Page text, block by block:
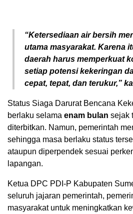
“Ketersediaan air bersih
utama masyarakat. Karena
daerah harus memperkuat
setiap potensi kekeringan
cepat, tepat, dan terukur,”
Status Siaga Darurat Bencana
berlaku selama enam bulan sejak
diterbitkan. Namun, pemerintah
sehingga masa berlaku status
ataupun diperpendek sesuai
lapangan.
Ketua DPC PDI-P Kabupaten
seluruh jajaran pemerintah,
masyarakat untuk meningkatkan